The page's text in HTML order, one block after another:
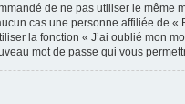
de ne pas utiliser le même
cas une personne affiliée de
la fonction « J’ai oublié mon
mot de passe qui vous